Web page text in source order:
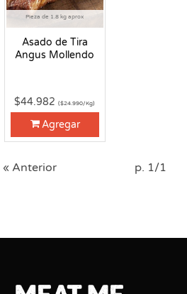
Pieza de 1.8 kg aprox
Asado de Tira
Angus Mollendo
$44.982($24.990/Kg)
Agregar
« Anterior p. 1/1